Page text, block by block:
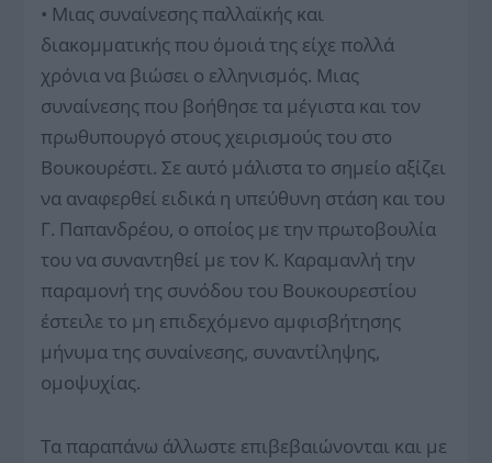
• Μιας συναίνεσης παλλαϊκής και
διακομματικής που όμοιά της είχε πολλά
χρόνια να βιώσει ο ελληνισμός. Μιας
συναίνεσης που βοήθησε τα μέγιστα και τον
πρωθυπουργό στους χειρισμούς του στο
Βουκουρέστι. Σε αυτό μάλιστα το σημείο αξίζει
να αναφερθεί ειδικά η υπεύθυνη στάση και του
Γ. Παπανδρέου, ο οποίος με την πρωτοβουλία
του να συναντηθεί με τον Κ. Καραμανλή την
παραμονή της συνόδου του Βουκουρεστίου
έστειλε το μη επιδεχόμενο αμφισβήτησης
μήνυμα της συναίνεσης, συναντίληψης,
ομοψυχίας.
Τα παραπάνω άλλωστε επιβεβαιώνονται και με